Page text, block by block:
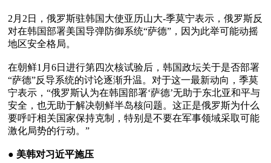
2月2日，俄罗斯驻韩国大使亚历山大-季莫宁表示，俄罗斯反
对在韩国部署美国导弹防御系统“萨德”，因为此举可能动摇
地区安全格局。
在朝鲜1月6日进行第四次核试验后，韩国政坛关于是否部署
“萨德”反导系统的讨论逐渐升温。对于这一最新动向，季莫
宁表示，“俄罗斯认为在韩国部署‘萨德’无助于东北亚和平与
安全，也无助于解决朝鲜半岛核问题。这正是俄罗斯为什么
要呼吁相关国家保持克制，特别是不要在军事领域采取可能
激化局势的行动。”
● 美韩对习近平施压